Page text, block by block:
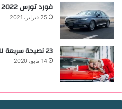
فورد تورس 2022 ‏سيارة الأحلام
25 فبراير، 2021
23 نصيحة سريعة للحفاظ على سيارتك
14 مايو، 2020